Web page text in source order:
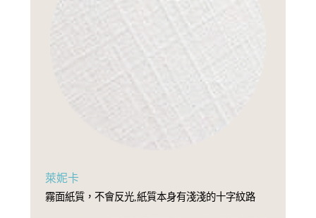
萊妮卡
霧面紙質，不會反光,紙質本身有淺淺的十字紋路